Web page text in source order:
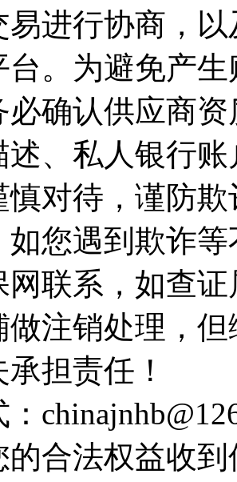
易进行协商，
台。为避免产
必确认供应商
述、私人银行
慎对待，谨防
如您遇到欺诈
网联系，如查
做注销处理，
担责任！
的合法权益收